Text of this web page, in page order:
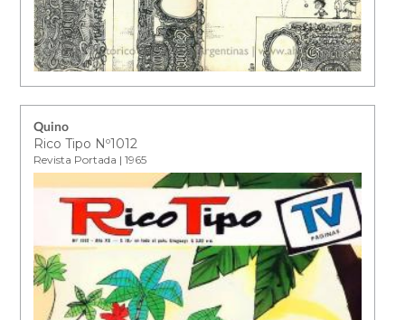
Quino
Rico Tipo Nº1012
Revista Portada | 1965